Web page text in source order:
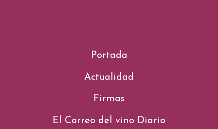
Portada
Actualidad
Firmas
El Correo del vino Diario